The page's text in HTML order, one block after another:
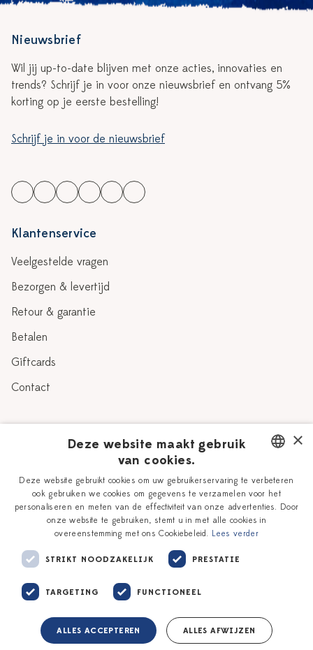
Nieuwsbrief
Wil jij up-to-date blijven met onze acties, innovaties en
trends? Schrijf je in voor onze nieuwsbrief en ontvang 5%
korting op je eerste bestelling!
Schrijf je in voor de nieuwsbrief
Klantenservice
Veelgestelde vragen
Bezorgen & levertijd
Retour & garantie
Betalen
Giftcards
Contact
Verhaal
Onze plateelschilders
Delfts Blauw
Workshops
Vacatures
Zakelijk
DUTCH
ENGLISH
×
Deze website maakt gebruik
van cookies.
Deze website gebruikt cookies om uw gebruikerservaring te verbeteren
ook gebruiken we cookies om gegevens te verzamelen voor het
personaliseren en meten van de effectiviteit van onze advertenties. Door
onze website te gebruiken, stemt u in met alle cookies in
overeenstemming met ons Cookiebeleid. Lees verder
STRIKT NOODZAKELIJK PRESTATIE
TARGETING FUNCTIONEEL
ALLES ACCEPTEREN ALLES AFWIJZEN